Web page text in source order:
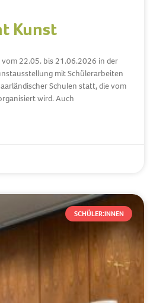
Kunst
22.05. bis 21.06.2026 in der
mit Schülerarbeiten
Schulen statt, die vom
wird. Auch
SCHÜLER:INNEN